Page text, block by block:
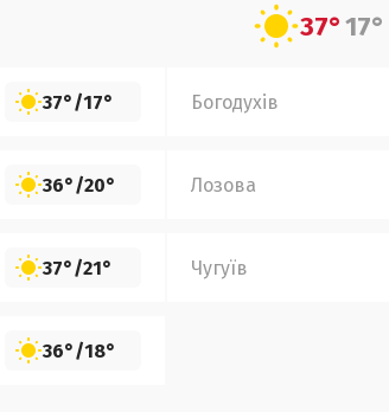
37°17°
37°/17° Богодухів
36°/20° Лозова
37°/21° Чугуїв
36°/18°